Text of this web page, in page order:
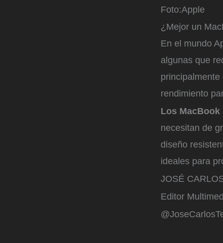
Foto:Apple
¿Mejor un
En el mundo
algunas que
principalmente
rendimiento
Los
necesitan de
diseño
ideales para
JOSÉ
Editor